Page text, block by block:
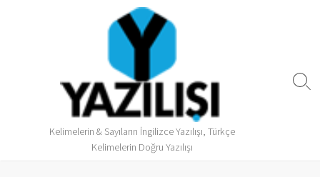
Kelimelerin & Sayıların İngilizce Yazılışı, Türkçe
Kelimelerin Doğru Yazılışı